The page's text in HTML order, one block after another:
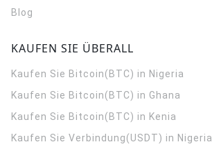
Blog
KAUFEN SIE ÜBERALL
Kaufen Sie Bitcoin(BTC) in Nigeria
Kaufen Sie Bitcoin(BTC) in Ghana
Kaufen Sie Bitcoin(BTC) in Kenia
Kaufen Sie Verbindung(USDT) in Nigeria